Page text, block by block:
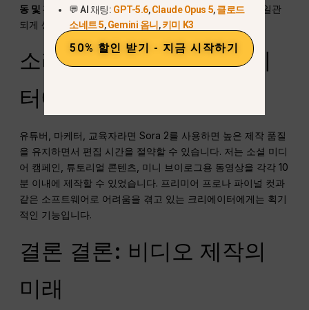
동 및 환경 전문적으로 편집된 클립처럼 보이는 동영상을 일관
되게 생성했습니다.
소라 2가 콘텐츠 크리에이
터에게 완벽한 이유
유튜버, 마케터, 교육자라면 Sora 2를 사용하면 높은 제작 품질
을 유지하면서 편집 시간을 절약할 수 있습니다. 저는 소셜 미디
어 캠페인, 튜토리얼 콘텐츠, 미니 브이로그용 동영상을 각각 10
분 이내에 제작할 수 있었습니다. 프리미어 프로나 파이널 컷과
같은 소프트웨어로 어려움을 겪고 있는 크리에이터에게는 획기
적인 기능입니다.
결론 결론: 비디오 제작의
미래
💬 AI 채팅: GPT-5.6,Claude Opus 5,클로드
소네트 5,Gemini 옴니,키미 K3
50% 할인 받기 - 지금 시작하기